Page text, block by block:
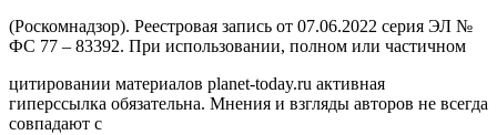
(Роскомнадзор). Реестровая запись от 07.06.2022 серия ЭЛ №
ФС 77 – 83392. При использовании, полном или частичном
цитировании материалов planet-today.ru активная
гиперссылка обязательна. Мнения и взгляды авторов не всегда
совпадают с